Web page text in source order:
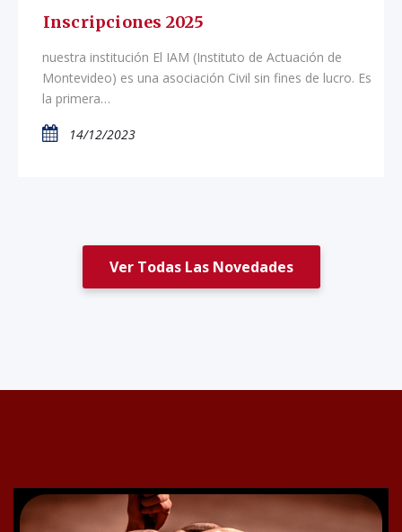
Inscripciones 2025
14/12/2023
nuestra institución El IAM (Instituto de Actuación de
Montevideo) es una asociación Civil sin fines de lucro. Es
la primera…
Ver Todas Las Novedades